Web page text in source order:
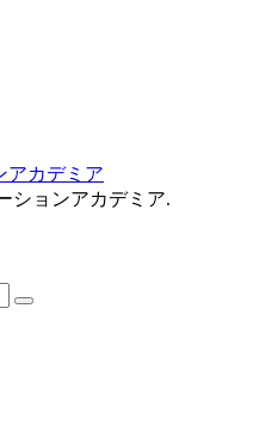
アカデミア
ションアカデミア.